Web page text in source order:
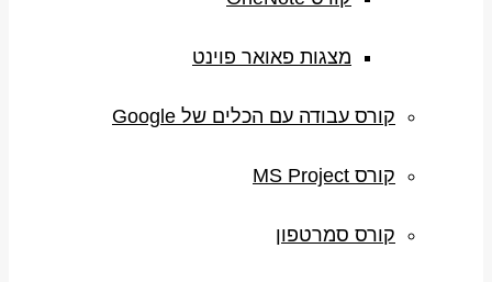
מצגות פאואר פוינט
קורס עבודה עם הכלים של Google
קורס MS Project
קורס סמרטפון